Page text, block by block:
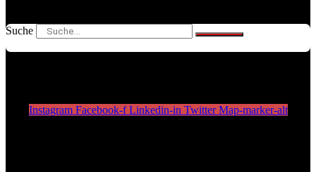
Suche
Instagram Facebook-f Linkedin-in Twitter Map-marker-alt